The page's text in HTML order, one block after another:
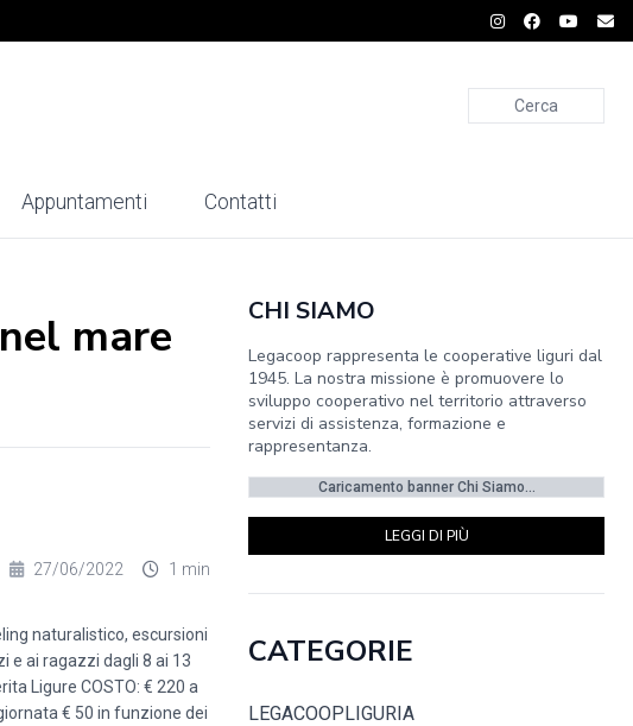
Cerca
Appuntamenti Contatti
mare
27/06/2022 1 min
naturalistico, escursioni
e ai ragazzi dagli 8 ai 13
Ligure COSTO: € 220 a
€ 50 in funzione dei
CHI SIAMO
Legacoop rappresenta le cooperative liguri dal
1945. La nostra missione è promuovere lo
sviluppo cooperativo nel territorio attraverso
servizi di assistenza, formazione e
rappresentanza.
Caricamento banner Chi Siamo...
LEGGI DI PIÙ
CATEGORIE
LEGACOOPLIGURIA